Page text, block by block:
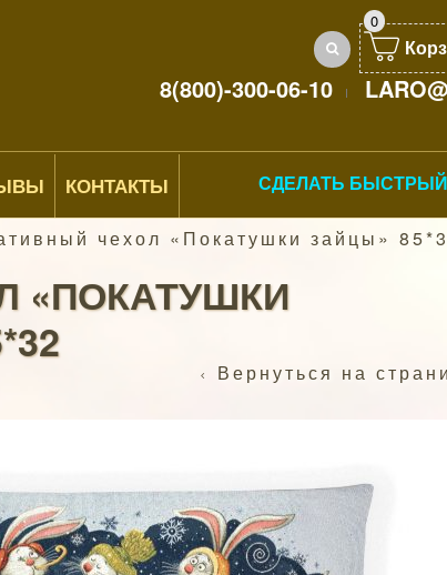
0
8(800)-300-06-10
КОНТАКТЫ СДЕЛАТЬ
чехол «Покатушки зайцы»
«ПОКАТУШКИ
Вернуться на